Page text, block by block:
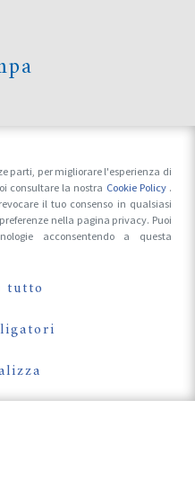
e Fotografi
On
parti, per migliorare l'esperienza di
consultare la nostra Cookie Policy .
il tuo consenso in qualsiasi
nella pagina privacy. Puoi
acconsentendo a questa
tutto